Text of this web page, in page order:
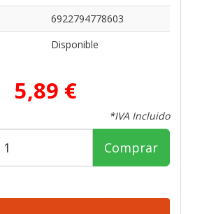
6922794778603
Disponible
5,89 €
*IVA Incluido
Comprar